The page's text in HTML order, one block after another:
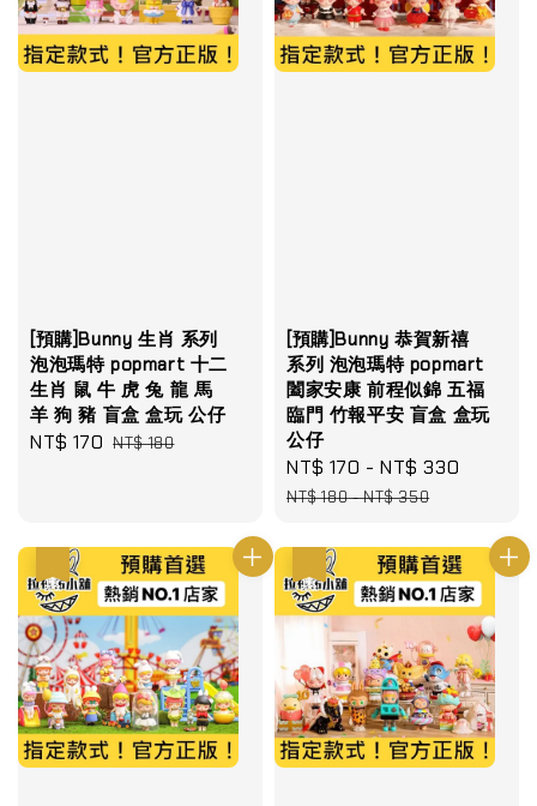
[預購]Bunny 生肖 系列
泡泡瑪特 popmart 十二
生肖 鼠 牛 虎 兔 龍 馬
羊 狗 豬 盲盒 盒玩 公仔
Sale
NT$ 170 Regular
NT$ 180
[預購]Bunny 恭賀新禧
系列 泡泡瑪特 popmart
闔家安康 前程似錦 五福
臨門 竹報平安 盲盒 盒玩
公仔
Sale
price
NT$ 170 -NT$ 330
NT$ 180-NT$ 350